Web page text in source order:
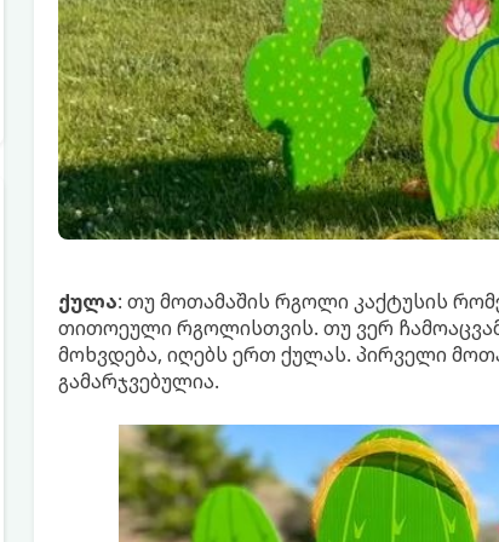
ქულა: თუ მოთამაშის რგოლი კაქტუსის
თითოეული რგოლისთვის. თუ ვერ
მოხვდება, იღებს ერთ ქულას. პირველი
გამარჯვებულია.